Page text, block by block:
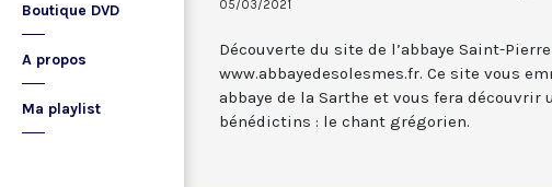
Boutique DVD
A propos
Ma playlist
05/03/2021
Découverte du site de l’abbaye Saint-
www.abbayedesolesmes.fr. Ce site vous
abbaye de la Sarthe et vous fera découvrir
bénédictins : le chant grégorien.